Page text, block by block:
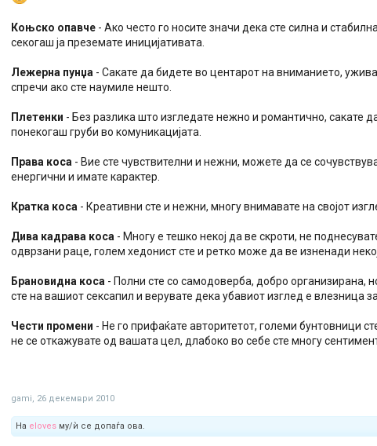
Коњско опавче - Ако често го носите значи дека сте силна и
секогаш ја преземате иницијативата.
Лежерна пунџа - Сакате да бидете во центарот на вниманието,
спречи ако сте наумиле нешто.
Плетенки - Без разлика што изгледате нежно и романтично, сакате
понекогаш груби во комуникацијата.
Права коса - Вие сте чувствителни и нежни, можете да се
енергични и имате карактер.
Кратка коса - Креативни сте и нежни, многу внимавате на својот
Дива кадрава коса - Многу е тешко некој да ве скроти, не
одврзани раце, голем хедонист сте и ретко може да ве изненади
Брановидна коса - Полни сте со самодоверба, добро организирана,
сте на вашиот сексапил и верувате дека убавиот изглед е влезница
Чести промени - Не го прифаќате авторитетот, големи бунтовници
не се откажувате од вашата цел, длабоко во себе сте многу
gami, 26 декември 2010
На eloves му/ѝ се допаѓа ова.